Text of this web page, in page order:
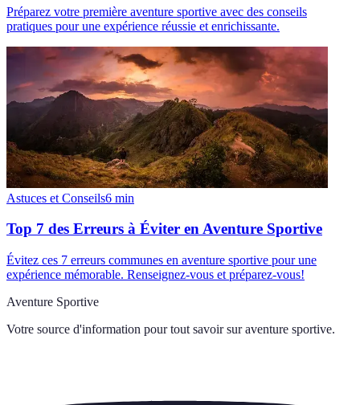
Préparez votre première aventure sportive avec des conseils
pratiques pour une expérience réussie et enrichissante.
Astuces et Conseils6 min
Top 7 des Erreurs à Éviter en Aventure Sportive
Évitez ces 7 erreurs communes en aventure sportive pour une
expérience mémorable. Renseignez-vous et préparez-vous!
Aventure Sportive
Votre source d'information pour tout savoir sur aventure sportive.